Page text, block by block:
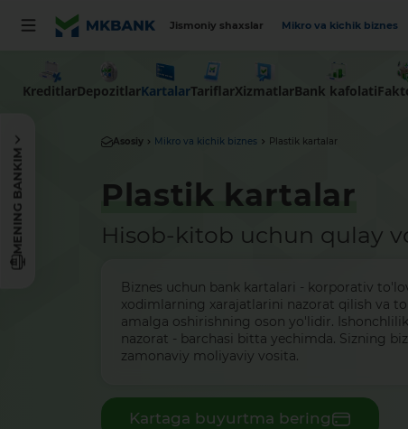
Jismoniy shaxslar Mikro va kichik biznes
MENING BANKIM
KreditlarDepozitlarKartalarTariflarXizmatlarBank kafolati
Asosiy Mikro va kichik biznes Plastik kartalar
Plastik kartalar
Hisob-kitob uchun qulay
Biznes uchun bank kartalari - korporativ
xodimlarning xarajatlarini nazorat qilish va
amalga oshirishning oson yo'lidir.
nazorat - barchasi bitta yechimda. Sizning
zamonaviy moliyaviy vosita.
Kartaga buyurtma bering